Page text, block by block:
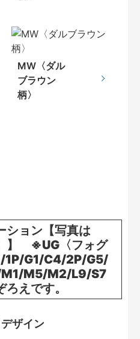
MW〈ダル
ブラウン
柄〉
ション【写真は
】 ※UG〈フォグ
1P/G1/C4/2P/G5/
M5/M2/L9/S7
えです。
ザイン